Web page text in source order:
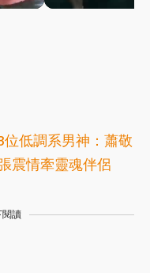
低調系男神：蕭敬
震情牽靈魂伴侶
閱讀